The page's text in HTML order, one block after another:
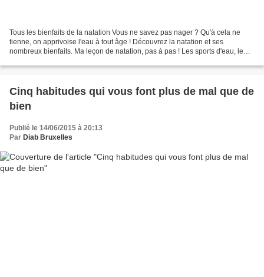
Tous les bienfaits de la natation Vous ne savez pas nager ? Qu'à cela ne
tienne, on apprivoise l'eau à tout âge ! Découvrez la natation et ses
nombreux bienfaits. Ma leçon de natation, pas à pas ! Les sports d'eau, le
Cinq habitudes qui vous font plus de mal que de
bien
Publié le 14/06/2015 à 20:13
Par Diab Bruxelles